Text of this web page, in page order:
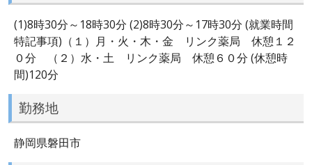
(1)8時30分～18時30分 (2)8時30分～17時30分 (就業時間
特記事項)（１）月・火・木・金 リンク薬局 休憩１２
０分 （２）水・土 リンク薬局 休憩６０分 (休憩時
間)120分
勤務地
静岡県磐田市